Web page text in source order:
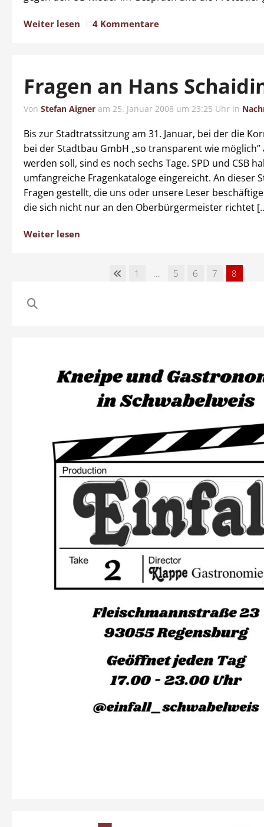
Weiter lesen 4 Kommentare
Fragen an Hans
Von Stefan Aigner am 25. Januar 2008 um 23:25 Uhr in
Bis zur Stadtratssitzung am 31. Januar, bei der die
bei der Stadtbau GmbH „so transparent wie
werden soll, sind es noch sechs Tage. SPD und CSB
umfangreiche Fragenkataloge eingereicht. An dieser
Fragen gestellt, die uns oder unsere Leser
die sich nicht nur an den Oberbürgermeister richtet
Weiter lesen
1 ... 5 6 7 8